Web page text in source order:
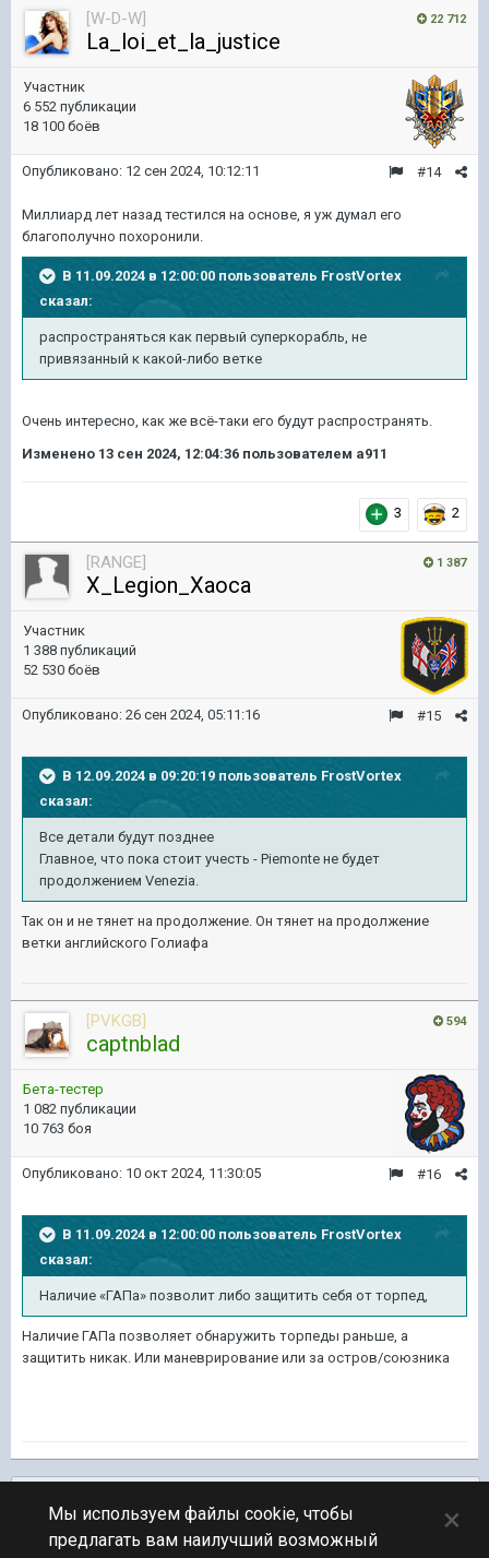
22 712
[W-D-W]
La_loi_et_la_justice
Участник
6 552 публикации
18 100 боёв
#14
Опубликовано: 12 сен 2024, 10:12:11
Миллиард лет назад тестился на основе, я уж думал его
благополучно похоронили.
В 11.09.2024 в 12:00:00 пользователь FrostVortex
сказал:
распространяться как первый суперкорабль, не
привязанный к какой-либо ветке
Очень интересно, как же всё-таки его будут распространять.
Изменено 13 сен 2024, 12:04:36 пользователем a911
3 2
1 387
[RANGE]
X_Legion_Xaoca
Участник
1 388 публикаций
52 530 боёв
#15
Опубликовано: 26 сен 2024, 05:11:16
В 12.09.2024 в 09:20:19 пользователь FrostVortex
сказал:
Все детали будут позднее
Главное, что пока стоит учесть - Piemonte не будет
продолжением Venezia.
Так он и не тянет на продолжение. Он тянет на продолжение
ветки английского Голиафа
594
[PVKGB]
captnblad
Бета-тестер
1 082 публикации
10 763 боя
#16
Опубликовано: 10 окт 2024, 11:30:05
В 11.09.2024 в 12:00:00 пользователь FrostVortex
сказал:
Наличие «ГАПа» позволит либо защитить себя от торпед,
Наличие ГАПа позволяет обнаружить торпеды раньше, а
защитить никак. Или маневрирование или за остров/союзника
ПЕРЕЙТИ К СПИСКУ ТЕМ
Мы используем файлы cookie, чтобы
предлагать вам наилучший возможный
×